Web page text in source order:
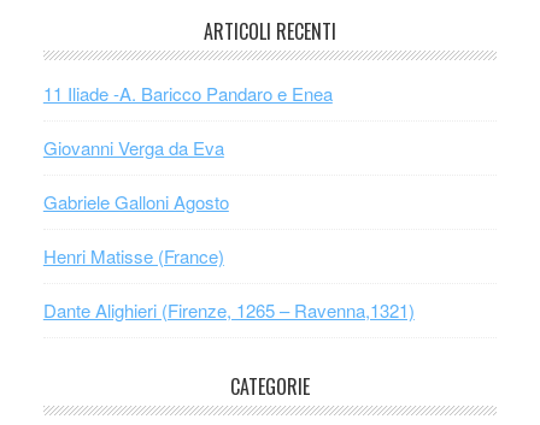
ARTICOLI RECENTI
11 Iliade -A. Baricco Pandaro e Enea
Giovanni Verga da Eva
Gabriele Galloni Agosto
Henri Matisse (France)
Dante Alighieri (Firenze, 1265 – Ravenna,1321)
CATEGORIE